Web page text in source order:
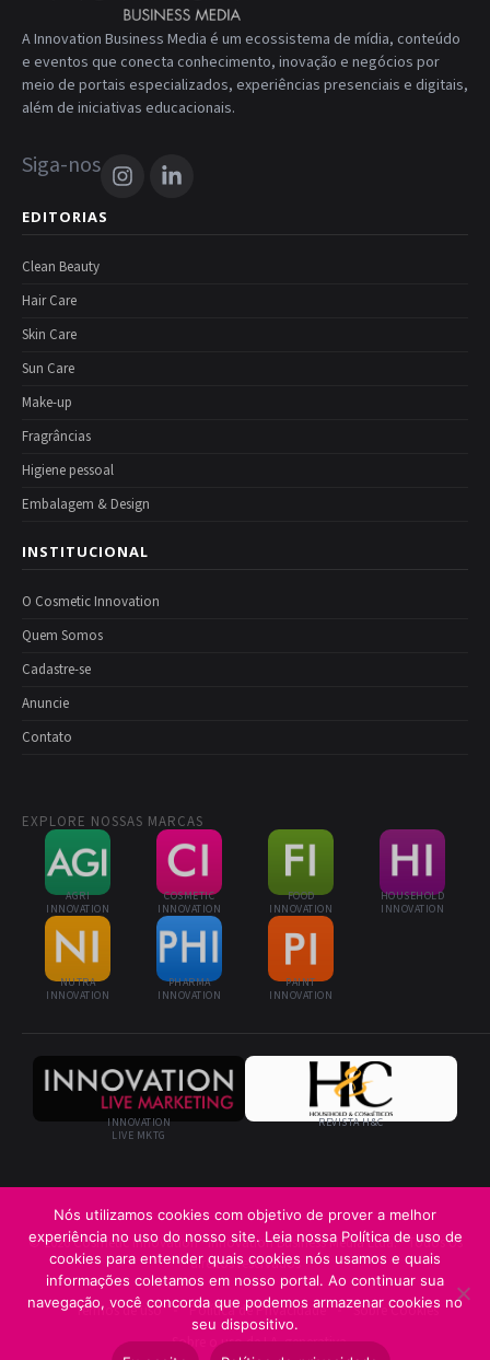
A Innovation Business Media é um ecossistema de mídia, conteúdo
e eventos que conecta conhecimento, inovação e negócios por
meio de portais especializados, experiências presenciais e digitais,
além de iniciativas educacionais.
Siga-nos
EDITORIAS
Clean Beauty
Hair Care
Skin Care
Sun Care
Make-up
Fragrâncias
Higiene pessoal
Embalagem & Design
INSTITUCIONAL
O Cosmetic Innovation
Quem Somos
Cadastre-se
Anuncie
Contato
EXPLORE NOSSAS MARCAS
AGRI
INNOVATION
COSMETIC
INNOVATION
FOOD
INNOVATION
HOUSEHOLD
INNOVATION
NUTRA
INNOVATION
PHARMA
INNOVATION
PAINT
INNOVATION
INNOVATION
LIVE MKTG
REVISTA H&C
© 2026 Cosmetic Innovation · Innovation Business Media Ltda. · Todos os
direitos reservados
Termos de uso Política de Privacidade
Sobre Cookies
Sobre o uso de I.A. generativa
Nós utilizamos cookies com objetivo de prover a melhor
experiência no uso do nosso site. Leia nossa Política de uso de
cookies para entender quais cookies nós usamos e quais
informações coletamos em nosso portal. Ao continuar sua
navegação, você concorda que podemos armazenar cookies no
seu dispositivo.